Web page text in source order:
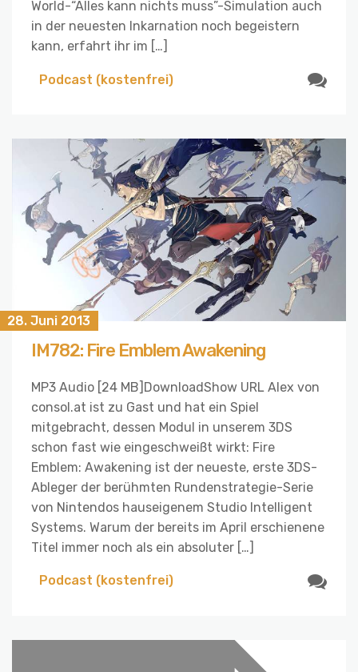
World-“Alles kann nichts muss”-Simulation auch
in der neuesten Inkarnation noch begeistern
kann, erfahrt ihr im […]
Podcast (kostenfrei)
28. Juni 2013
IM782: Fire Emblem Awakening
MP3 Audio [24 MB]DownloadShow URL Alex von
consol.at ist zu Gast und hat ein Spiel
mitgebracht, dessen Modul in unserem 3DS
schon fast wie eingeschweißt wirkt: Fire
Emblem: Awakening ist der neueste, erste 3DS-
Ableger der berühmten Rundenstrategie-Serie
von Nintendos hauseigenem Studio Intelligent
Systems. Warum der bereits im April erschienene
Titel immer noch als ein absoluter […]
Podcast (kostenfrei)